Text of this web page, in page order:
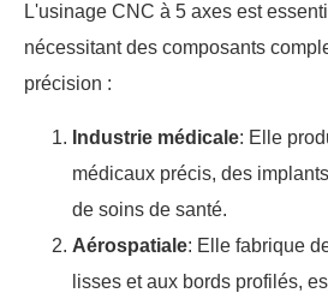
L'usinage CNC à 5 axes est
nécessitant des composants
précision :
Industrie médicale: Elle
médicaux précis, des
de soins de santé.
Aérospatiale: Elle fabrique
lisses et aux bords profilés,